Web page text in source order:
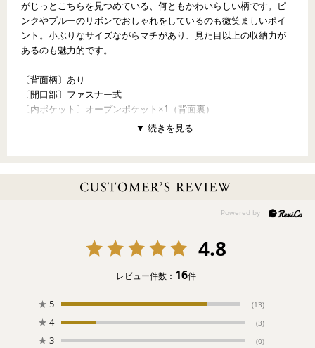
がじっとこちらを見つめている、何ともかわいらしい柄です。ピ
ンクやブルーのリボンでおしゃれをしているのも微笑ましいポイ
ント。小ぶりなサイズながらマチがあり、見た目以上の収納力が
あるのも魅力的です。
〔背面柄〕あり
〔開口部〕ファスナー式
〔内ポケット〕オープンポケット×1（背面裏）
ちょこんと座って、しっぽをふって。真っ白なワンちゃんがいっ
【ご注意ください】
●ご注文後のお客様事由によりますキャンセル・変更・返品はお受
けすることができません。
4.8
レビュー件数： 16件
★ 5 (13)
★ 4 (3)
★ 3 (0)